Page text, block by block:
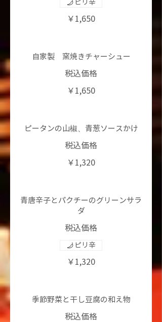
￥1,650
ピリ辛
自家製 窯焼きチャーシュー
税込価格
￥1,650
ピータンの山椒、青葱ソースかけ
税込価格
￥1,320
青唐辛子とパクチーのグリーンサラ
ダ
税込価格
￥1,320
ピリ辛
季節野菜と干し豆腐の和え物
税込価格